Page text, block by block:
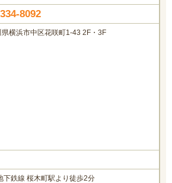
8092
県横浜市中区花咲町1-43 2F・3F
下鉄線 桜木町駅より徒歩2分